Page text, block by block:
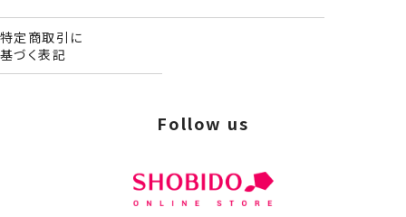
特定商取引に
基づく表記
Follow us